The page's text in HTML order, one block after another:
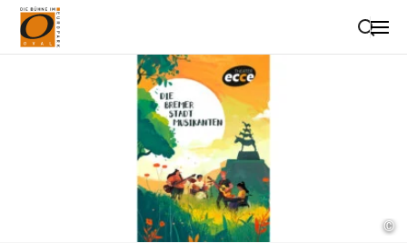
Suche schließen
Wegbeschreibung erhalten
©